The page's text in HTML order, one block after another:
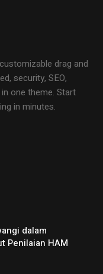
drag and
security, SEO,
one theme. Start
in minutes.
dalam
Penilaian HAM